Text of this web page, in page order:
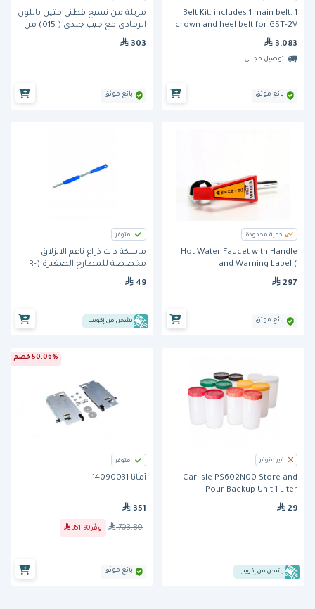
Belt Kit, includes 1 main belt, 1
crown and heel belt for GST-2V
أنتونيس
3,083
توصيل مجاني
بائع موثق
مريلة من نسيج قطني متين باللون
الرمادي مع جيب جلدي ( 015) من
سبشل ابرون
303
بائع موثق
كمية محدودة
Hot Water Faucet with Handle
and Warning Label (
29075.0000)من بّن
297
بائع موثق
متوفر
ماسكة ذات ذراع ناعم الانزلاق
مخصصة للمطارح الصغيرة (R-
49
يشحن من إكويب
غير متوفر
Carlisle PS602N00 Store and
Pour Backup Unit 1 Liter
29
يشحن من إكويب
50.06% خصم
متوفر
أمانا 14090031
351
703.80 وفّر351.90
بائع موثق